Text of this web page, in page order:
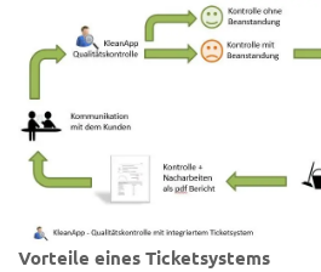
Vorteile eines Ticketsystems